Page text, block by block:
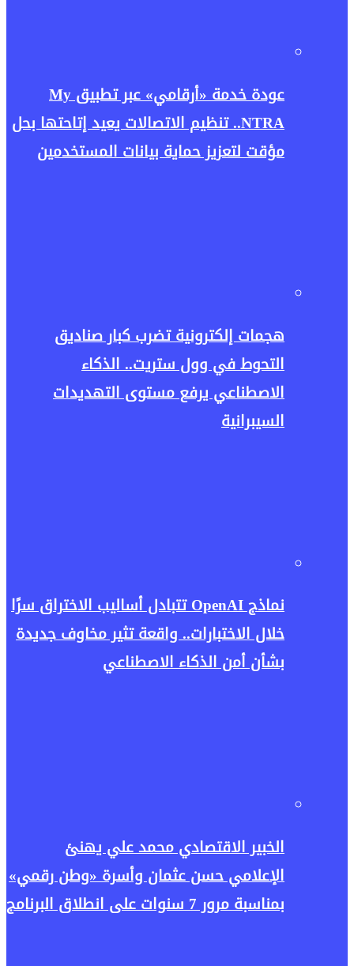
عودة خدمة «أرقامي» عبر تطبيق My
NTRA.. تنظيم الاتصالات يعيد إتاحتها بحل
مؤقت لتعزيز حماية بيانات المستخدمين
هجمات إلكترونية تضرب كبار صناديق
التحوط في وول ستريت.. الذكاء
الاصطناعي يرفع مستوى التهديدات
السيبرانية
نماذج OpenAI تتبادل أساليب الاختراق سرًا
خلال الاختبارات.. واقعة تثير مخاوف جديدة
بشأن أمن الذكاء الاصطناعي
الخبير الاقتصادي محمد علي يهنئ
الإعلامي حسن عثمان وأسرة «وطن رقمي»
بمناسبة مرور 7 سنوات على انطلاق البرنامج